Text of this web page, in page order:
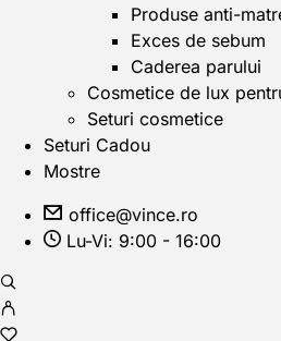
Produse anti-
Exces de sebum
Caderea parului
Cosmetice de lux
Seturi cosmetice
Seturi Cadou
Mostre
office@vince.ro
Lu-Vi: 9:00 - 16:00